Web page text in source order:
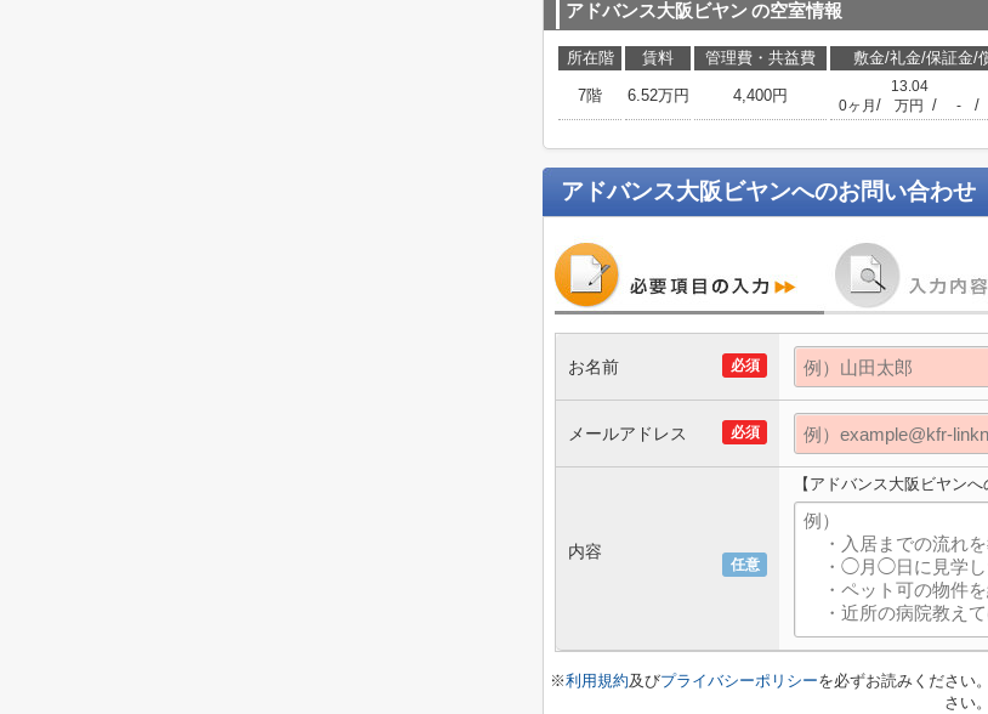
アドバンス大阪ビヤンの空室情報
所在階 賃料 管理費・共益費 敷金/礼金/保証金/
7階
6.52万円 4,400円
0ヶ月 /
13.04
万円
/ - /
アドバンス大阪ビヤンへのお問い合わせ
必須
お名前
必須
メールアドレス
任意
内容
【アドバンス大阪ビヤンへ
※利用規約及びプライバシーポリシーを必ずお読みください
さい。